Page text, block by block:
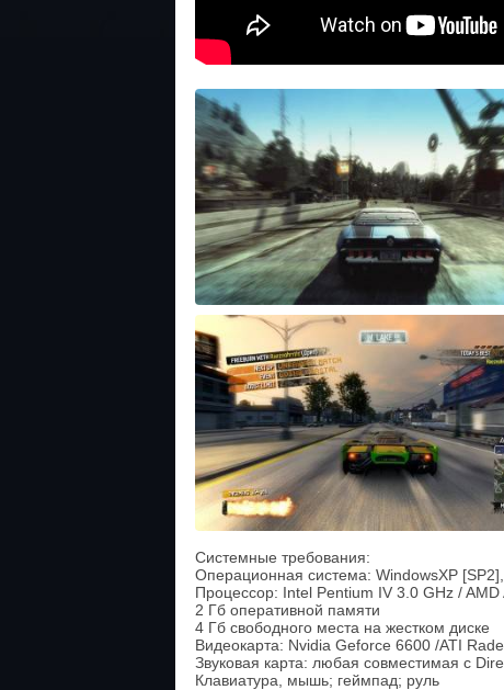
Системные требования:
Операционная система: WindowsXP
Процессор: Intel Pentium IV 3.0 GHz /
2 Гб оперативной памяти
4 Гб свободного места на жестком диске
Видеокарта: Nvidia Geforce 6600 /ATI
Звуковая карта: любая совместимая с
Клавиатура, мышь; геймпад; руль